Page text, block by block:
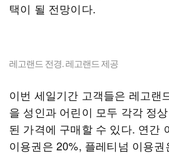
택이 될 전망이다.
레고랜드 전경. 레고랜드 제공
이번 세일기간 고객들은 레고랜
을 성인과 어린이 모두 각각 정
된 가격에 구매할 수 있다. 연간
이용권은 20%, 플레티넘 이용